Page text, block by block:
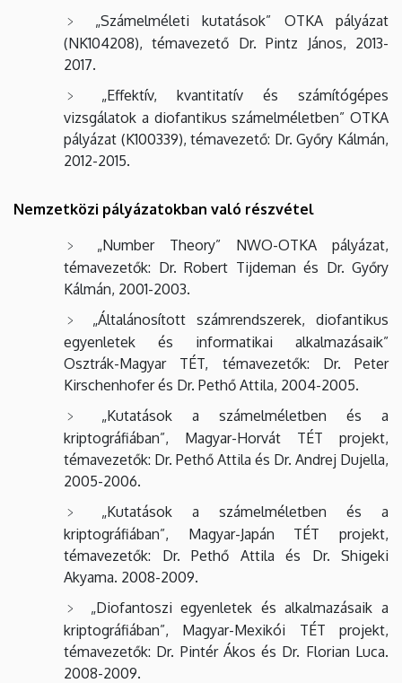
„Számelméleti kutatások” OTKA pályázat
(NK104208), témavezető Dr. Pintz János, 2013-
2017.
„Effektív, kvantitatív és számítógépes
vizsgálatok a diofantikus számelméletben” OTKA
pályázat (K100339), témavezető: Dr. Győry Kálmán,
2012-2015.
Nemzetközi pályázatokban való részvétel
„Number Theory” NWO-OTKA pályázat,
témavezetők: Dr. Robert Tijdeman és Dr. Győry
Kálmán, 2001-2003.
„Általánosított számrendszerek, diofantikus
egyenletek és informatikai alkalmazásaik”
Osztrák-Magyar TÉT, témavezetők: Dr. Peter
Kirschenhofer és Dr. Pethő Attila, 2004-2005.
„Kutatások a számelméletben és a
kriptográfiában”, Magyar-Horvát TÉT projekt,
témavezetők: Dr. Pethő Attila és Dr. Andrej Dujella,
2005-2006.
„Kutatások a számelméletben és a
kriptográfiában”, Magyar-Japán TÉT projekt,
témavezetők: Dr. Pethő Attila és Dr. Shigeki
Akyama. 2008-2009.
„Diofantoszi egyenletek és alkalmazásaik a
kriptográfiában”, Magyar-Mexikói TÉT projekt,
témavezetők: Dr. Pintér Ákos és Dr. Florian Luca.
2008-2009.